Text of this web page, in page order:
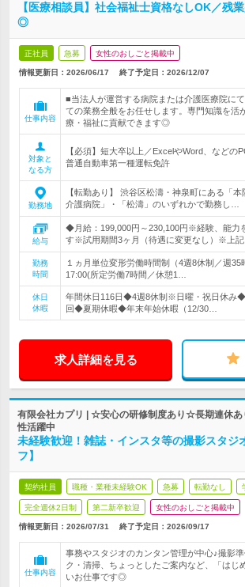
【医療相談員】社会福祉士資格なしOK／残
◎
正社員 急募 女性のおしごと掲載中
情報更新日：2026/06/17 終了予定日： 2026/12/07
仕事内容
■当法人が運営する病院または介護医療院に
ての業務全般をお任せします。専門知識を活
療・福祉に貢献できます◎
対象と
なる方
【必須】短大卒以上／ExcelやWord、などの
普通自動車第一種運転免許
勤務地
【転勤あり】 渋谷区松濤・神泉町にある「
介護病院」・「松濤」のいずれかで勤務し…
給与
◆月給：199,000円～230,100円※経験、能力
す※試用期間3ヶ月（待遇に変更なし）※上記
勤務
時間
１ヵ月単位変形労働時間制（4週8休制／週
17:00(所定労働7時間／休憩1…
休日
休暇
年間休日116日◆4週8休制※日曜・祝日休み◆
回◆夏期休暇◆年末年始休暇（12/30…
求人詳細を見る
有限会社カプリ | ☆安心の研修制度あり☆長期連休
性活躍中
未経験歓迎！雑誌・インスタ等の撮影スタジ
フ】
契約社員 職種・業種未経験OK 急募 転勤なし
完全週休2日制 第二新卒歓迎 女性のおしごと掲載中
情報更新日：2026/07/31 終了予定日： 2026/09/17
仕事内容
事務やスタジオのカンタン管理が中心♪撮影
ク・清掃、ちょっとしたご案内など、「はじ
いお仕事です◎